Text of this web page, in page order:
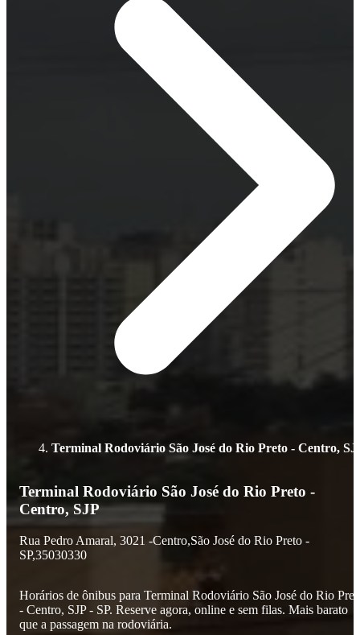
Terminal Rodoviário São José do Rio Preto - Centro,
Terminal Rodoviário São José do Rio Preto -
Centro, SJP
Rua Pedro Amaral, 3021 -Centro,São José do Rio Preto -
SP,35030330
Horários de ônibus para Terminal Rodoviário São José do Rio
- Centro, SJP - SP. Reserve agora, online e sem filas. Mais barato
que a passagem na rodoviária.